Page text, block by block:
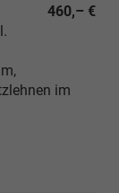
460,– €
im